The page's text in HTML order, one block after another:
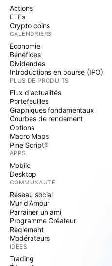
Actions
ETFs
Crypto coins
CALENDRIERS
Economie
Bénéfices
Dividendes
Introductions en bourse (IPO)
PLUS DE PRODUITS
Flux d'actualités
Portefeuilles
Graphiques fondamentaux
Courbes de rendement
Options
Macro Maps
Pine Script®
APPS
Mobile
Desktop
COMMUNAUTÉ
Réseau social
Mur d'Amour
Parrainer un ami
Programme Créateur
Règlement
Modérateurs
IDÉES
Trading